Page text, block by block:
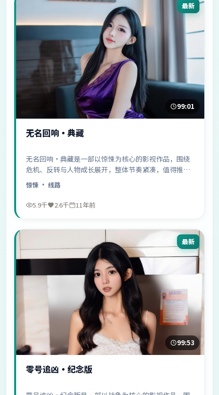
最新
99:01
无名回响·典藏
无名回响·典藏是一部以惊悚为核心的影视作品，围绕
危机、反转与人物成长展开，整体节奏紧凑，值得推荐
观看。
惊悚 · 线路
5.9千 2.6千 11年前
最新
99:53
零号追凶·纪念版